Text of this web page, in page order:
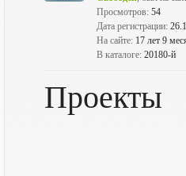
Просмотров: 54
Дата регистрации:
На сайте: 17 лет 9
В каталоге: 20180-й
Проекты